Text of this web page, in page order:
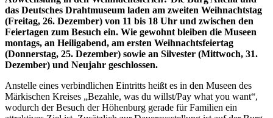
das Deutsches Drahtmuseum laden am zweiten Weihnachtstag
(Freitag, 26. Dezember) von 11 bis 18 Uhr und zwischen den
Feiertagen zum Besuch ein. Wie gewohnt bleiben die Museen
montags, an Heiligabend, am ersten Weihnachtsfeiertag
(Donnerstag, 25. Dezember) sowie an Silvester (Mittwoch, 31.
Dezember) und Neujahr geschlossen.
Anstelle eines verbindlichen Eintritts heißt es in den Museen des
Märkischen Kreises „Bezahle, was du willst/Pay what you want“,
wodurch der Besuch der Höhenburg gerade für Familien ein